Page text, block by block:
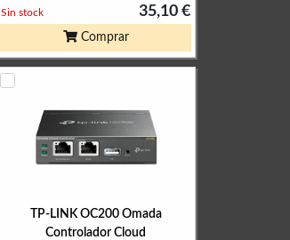
35,10 €
Sin stock
Comprar
TP-LINK OC200 Omada
Controlador Cloud